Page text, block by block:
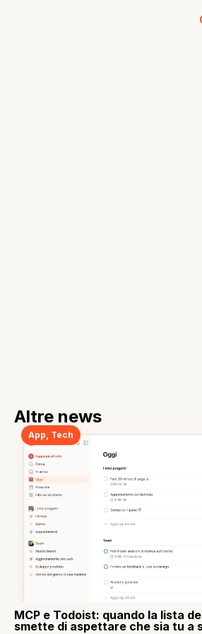
Altre news
App Tech
MCP e Todoist: quando la lista
smette di aspettare che sia tu a